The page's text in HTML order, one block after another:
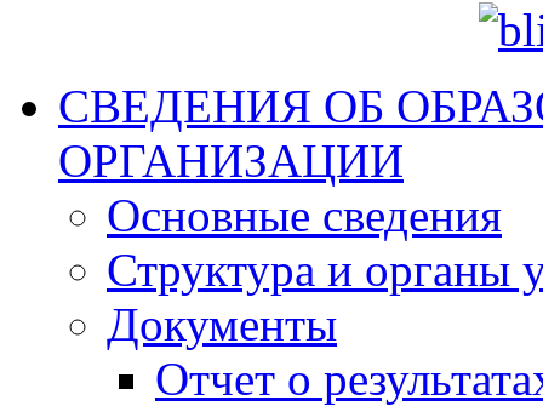
СВЕДЕНИЯ ОБ
ОРГАНИЗАЦИИ
Основные сведения
Структура и органы
Документы
Отчет о